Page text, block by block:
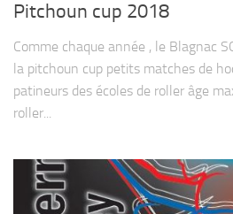
Pitchoun cup 2018
Comme chaque année , le Blagnac
la pitchoun cup petits matches de
patineurs des écoles de roller âge
roller...